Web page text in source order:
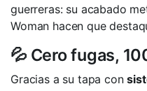
guerreras: su acabado
Woman hacen que
💦 Cero fugas,
Gracias a su tapa con